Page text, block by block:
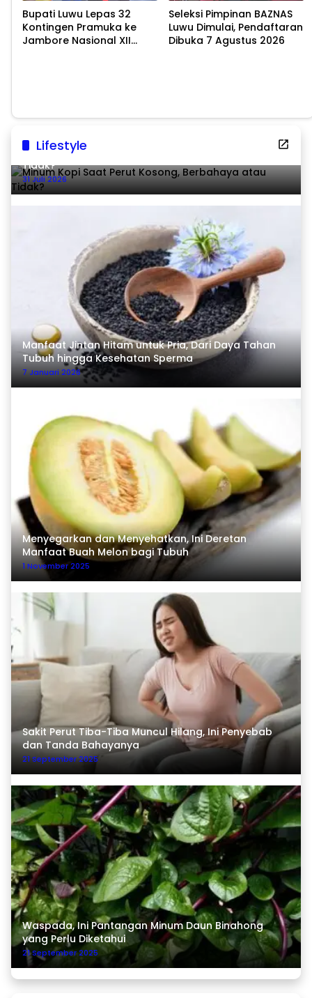
Bupati Luwu Lepas 32
Kontingen Pramuka ke
Jambore Nasional XII
Seleksi Pimpinan BAZNAS
Luwu Dimulai, Pendaftaran
Dibuka 7 Agustus 2026
Lifestyle
Minum Kopi Saat Perut Kosong, Berbahaya atau
Tidak?
31 Juli 2026
Manfaat Jintan Hitam untuk Pria, Dari Daya Tahan
Tubuh hingga Kesehatan Sperma
7 Januari 2026
Menyegarkan dan Menyehatkan, Ini Deretan
Manfaat Buah Melon bagi Tubuh
1 November 2025
Sakit Perut Tiba-Tiba Muncul Hilang, Ini Penyebab
dan Tanda Bahayanya
21 September 2025
Waspada, Ini Pantangan Minum Daun Binahong
yang Perlu Diketahui
21 September 2025